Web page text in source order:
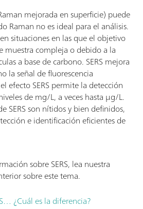
mejorada en superficie) puede
Raman no es ideal para el análisis.
situaciones en las que el objetivo
muestra compleja o debido a la
a base de carbono. SERS mejora
la señal de fluorescencia
efecto SERS permite la detección
de mg/L, a veces hasta µg/L.
SERS son nítidos y bien definidos,
e identificación eficientes de
sobre SERS, lea nuestra
sobre este tema.
¿Cuál es la diferencia?